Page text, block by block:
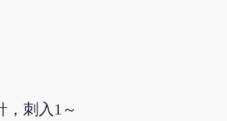
刺入1～